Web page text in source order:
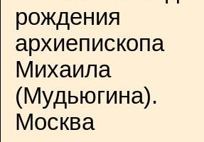
рождения
архиепископа
Михаила
(Мудьюгина).
Москва